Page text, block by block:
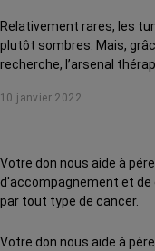
Relativement rares, les
plutôt sombres. Mais,
recherche, l’arsenal
10 janvier 2022
Votre don nous aide à
d'accompagnement et
par tout type de cancer.
Votre don nous aide à